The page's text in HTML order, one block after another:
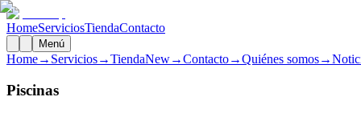
HomeServiciosTiendaContacto
Menú
Home→ Servicios→TiendaNew→Contacto→Quiénes somos→
Piscinas